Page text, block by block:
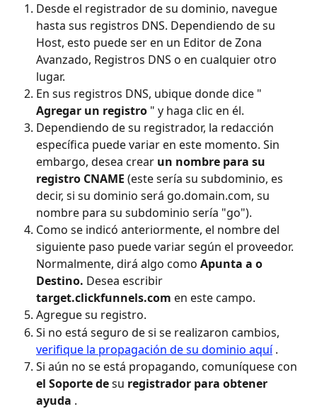
Desde el registrador de su dominio, navegue
hasta sus registros DNS. Dependiendo de su
Host, esto puede ser en un Editor de Zona
Avanzado, Registros DNS o en cualquier otro
lugar.
En sus registros DNS, ubique donde dice "
Agregar un registro " y haga clic en él.
Dependiendo de su registrador, la redacción
específica puede variar en este momento. Sin
embargo, desea crear un nombre para su
registro CNAME (este sería su subdominio, es
decir, si su dominio será go.domain.com, su
nombre para su subdominio sería "go").
Como se indicó anteriormente, el nombre del
siguiente paso puede variar según el proveedor.
Normalmente, dirá algo como Apunta a o
Destino. Desea escribir
target.clickfunnels.com en este campo.
Agregue su registro.
Si no está seguro de si se realizaron cambios,
verifique la propagación de su dominio aquí .
Si aún no se está propagando, comuníquese con
el Soporte de su registrador para obtener
ayuda .